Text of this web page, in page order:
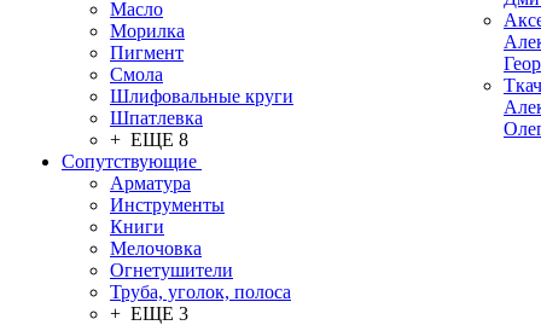
Масло
Морилка
Пигмент
Смола
Шлифовальные круги
Шпатлевка
+ ЕЩЕ 8
Сопутствующие
Арматура
Инструменты
Книги
Мелочовка
Огнетушители
Труба, уголок, полоса
+ ЕЩЕ 3